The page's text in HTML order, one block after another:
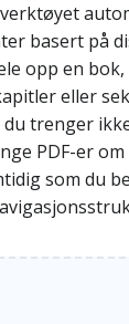
basert på
opp en
eller
trenger
PDF-er
som du